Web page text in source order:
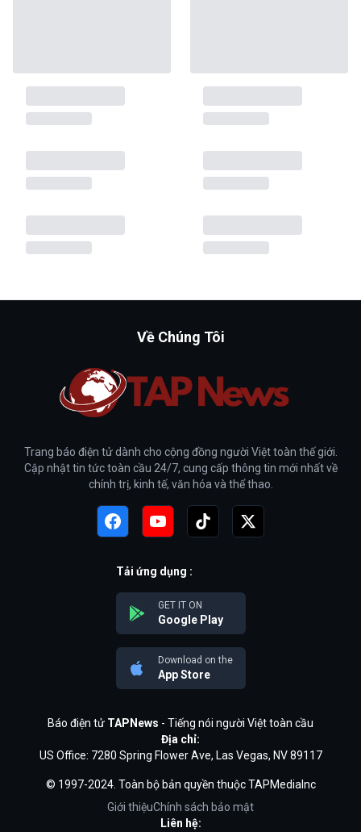
Về Chúng Tôi
Trang báo điện tử dành cho cộng đồng người Việt toàn thế giới.
Cập nhật tin tức toàn cầu 24/7, cung cấp thông tin mới nhất về
chính trị, kinh tế, văn hóa và thể thao.
Tải ứng dụng :
GET IT ON
Google Play
Download on the
App Store
Báo điện tử TAPNews - Tiếng nói người Việt toàn cầu
Địa chỉ:
US Office: 7280 Spring Flower Ave, Las Vegas, NV 89117
© 1997-2024. Toàn bộ bản quyền thuộc TAPMediaInc
Giới thiệuChính sách bảo mật
Liên hệ: